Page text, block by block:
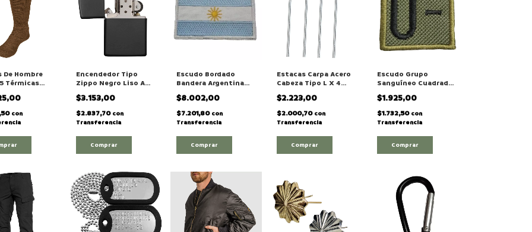
De Hombre
Térmicas
Ejercito-
policía
con
Encendedor Tipo
Zippo Negro Liso A
Bencina
$3.153,00
$2.837,70 con
Transferencia
Escudo Bordado
Bandera Argentina
Grande
$8.002,00
$7.201,80 con
Transferencia
Comprar
Estacas Carpa Acero
Cabeza Tipo L X 4
Unidad
$2.223,00
$2.000,70 con
Transferencia
Escudo Grupo
Sanguíneo Cuadrado
Verde
$1.925,00
$1.732,50 con
Transferencia
Comprar